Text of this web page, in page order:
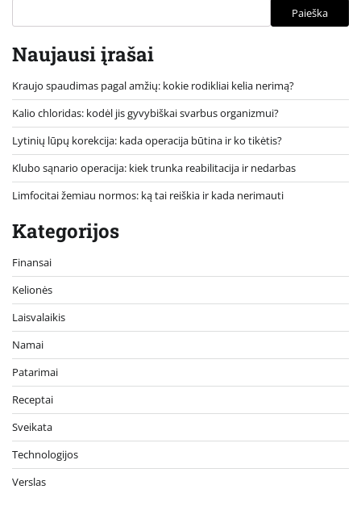
Paieška
Naujausi įrašai
Kraujo spaudimas pagal amžių: kokie rodikliai kelia nerimą?
Kalio chloridas: kodėl jis gyvybiškai svarbus organizmui?
Lytinių lūpų korekcija: kada operacija būtina ir ko tikėtis?
Klubo sąnario operacija: kiek trunka reabilitacija ir nedarbas
Limfocitai žemiau normos: ką tai reiškia ir kada nerimauti
Kategorijos
Finansai
Kelionės
Laisvalaikis
Namai
Patarimai
Receptai
Sveikata
Technologijos
Verslas